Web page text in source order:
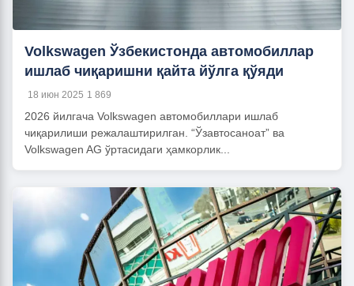
Volkswagen Ўзбекистонда автомобиллар
ишлаб чиқаришни қайта йўлга қўяди
18 июн 2025 1 869
2026 йилгача Volkswagen автомобиллари ишлаб
чиқарилиши режалаштирилган. “Ўзавтосаноат” ва
Volkswagen AG ўртасидаги ҳамкорлик...